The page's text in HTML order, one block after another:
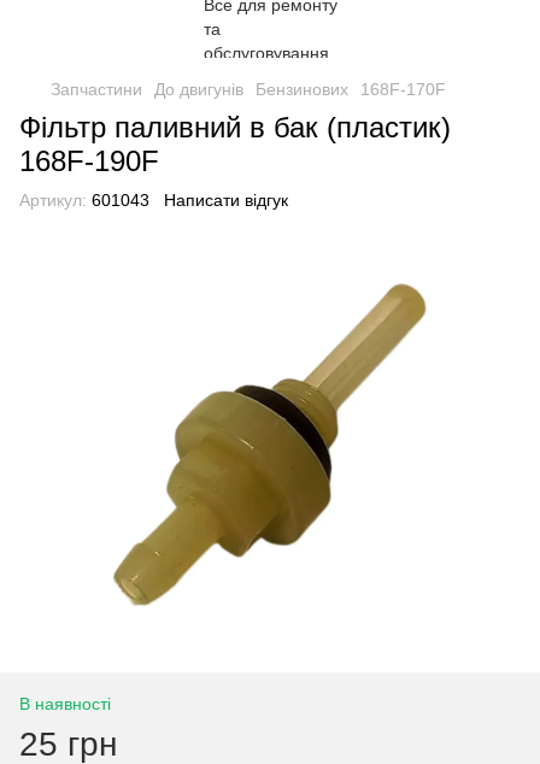
Запчастини До двигунів Бензинових 168F-170F
Фільтр паливний в бак (пластик)
168F-190F
Артикул: 601043 Написати відгук
В наявності
25 грн